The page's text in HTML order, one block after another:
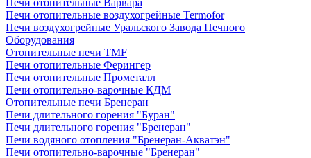
Печи отопительные Варвара
Печи отопительные воздухогрейные Termofor
Печи воздухогрейные Уральского Завода Печного
Оборудования
Отопительные печи TMF
Печи отопительные Ферингер
Печи отопительные Прометалл
Печи отопительно-варочные КДМ
Отопительные печи Бренеран
Печи длительного горения "Буран"
Печи длительного горения "Бренеран"
Печи водяного отопления "Бренеран-Акватэн"
Печи отопительно-варочные "Бренеран"